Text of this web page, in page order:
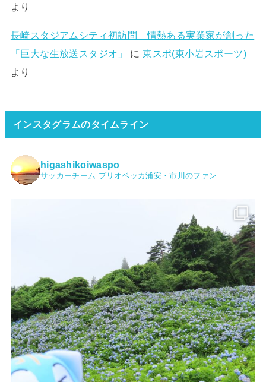
より
長崎スタジアムシティ初訪問 情熱ある実業家が創った
「巨大な生放送スタジオ」
に東スポ(東小岩スポーツ)
より
インスタグラムのタイムライン
higashikoiwaspo
サッカーチーム ブリオベッカ浦安・市川のファン